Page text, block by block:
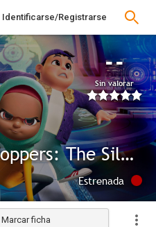
Identificarse/Registrarse
--
Sin valorar
Time Hoppers: The Silk Road
Estrenada
Marcar ficha